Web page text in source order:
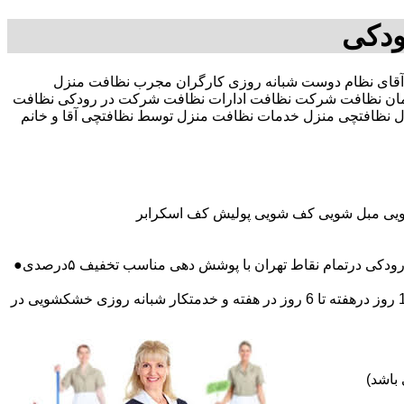
در صد تخفیف بیمه رایگان 09196351909-آقای نظام دوست شبانه روزی کارگران مجرب نظافت منزل
نظافت شرکت نظافت ادارات نظافت شرکت در رودکی نظافت
نظافتچی منزل خدمات نظافت منزل توسط نظافتچی آقا و خانم
مبل شویی کف شویی پولیش کف اسکرابر
نقاط تهران با پوشش دهی مناسب تخفیف ۵درصدی●
اعزام نظافتچی روزمزد و مهمان دار به تمام نقاط و در سراسر تهران (حرفه ای و آموزش دیده )اعزام خدمتکار ثابت روزانه (خانم)از 1 روز درهفته تا 6 روز در هفته و خدمتکار شبانه روزی خشکشویی در
باشد)